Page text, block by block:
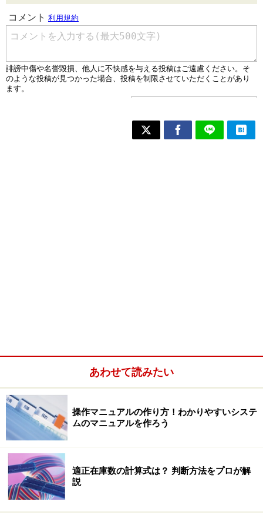
あわせて読みたい
操作マニュアルの作り方！わかりやすいシステ
ムのマニュアルを作ろう
適正在庫数の計算式は？ 判断方法をプロが解
説